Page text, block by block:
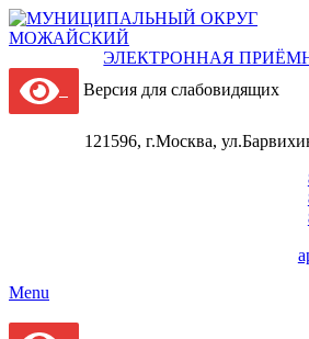
ЭЛЕКТРОННАЯ
Версия для слабовидящих
121596, г.Москва,
Menu